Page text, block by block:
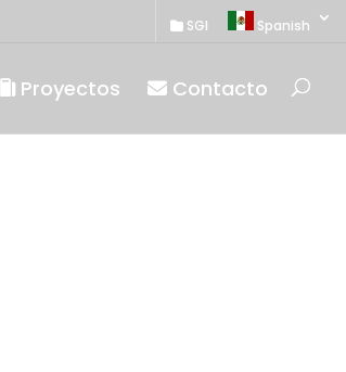
SGI Spanish
Proyectos Contacto